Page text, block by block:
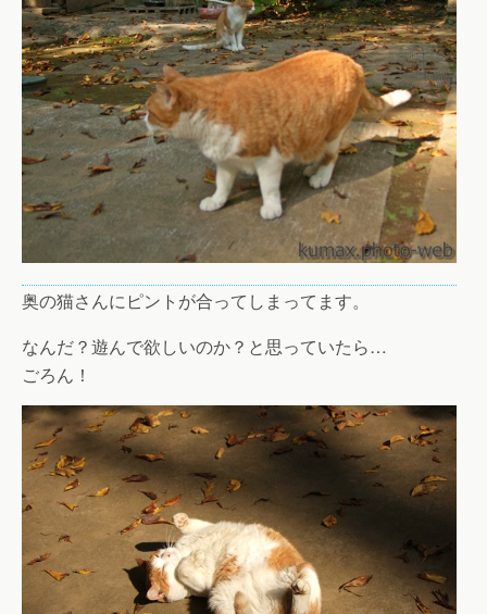
奥の猫さんにピントが合ってしまってます。
なんだ？遊んで欲しいのか？と思っていたら…
ごろん！